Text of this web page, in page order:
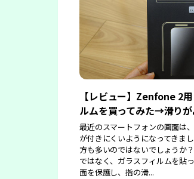
【レビュー】Zenfone 2
ルムを買ってみた→滑り
最近のスマートフォンの画面は
が付きにくいようになってきま
方も多いのではないでしょうか
ではなく、ガラスフィルムを貼
面を保護し、指の滑...